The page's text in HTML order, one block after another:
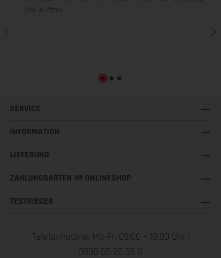
inkl. Aufbau.
SERVICE
INFORMATION
LIEFERUNG
ZAHLUNGSARTEN IM ONLINESHOP
TESTSIEGER
Telefonhotline: Mo-Fr, 09:00 – 19:00 Uhr |
0800 55 20 55 0